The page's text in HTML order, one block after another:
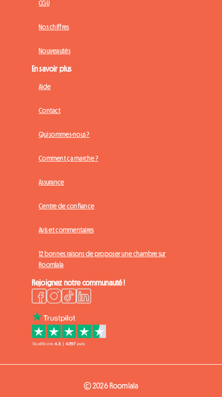
CGU
Nos chiffres
Nouveautés
En savoir plus
Aide
Contact
Qui sommes-nous ?
Comment ça marche ?
Assurance
Centre de confiance
Avis et commentaires
12 bonnes raisons de proposer une chambre sur
Roomlala
Rejoignez notre communauté !
© 2026 Roomlala